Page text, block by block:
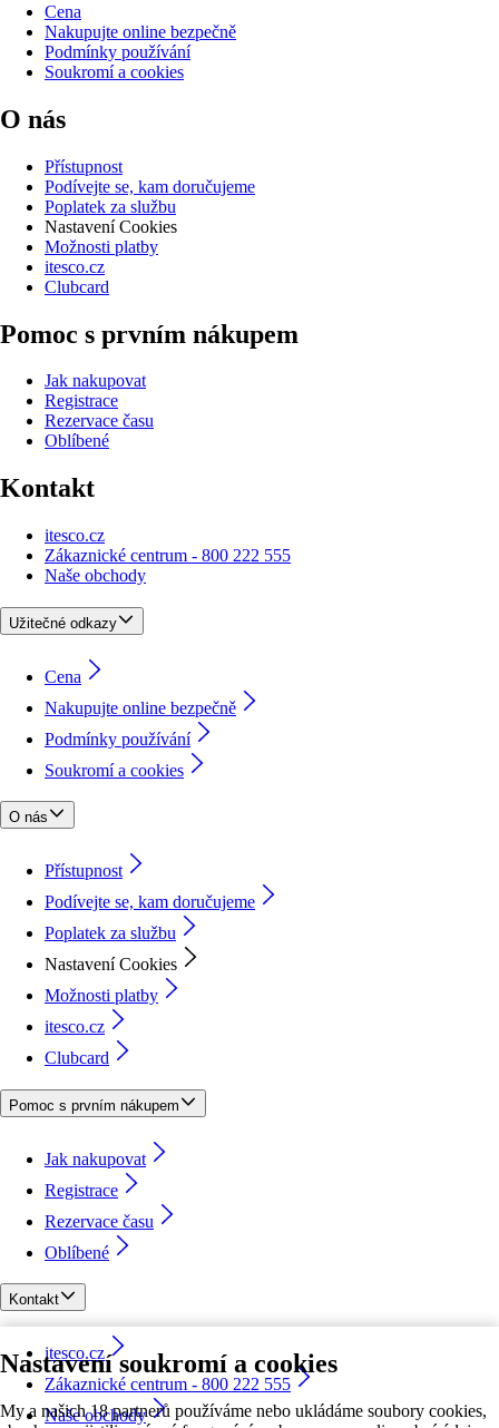
Nastavení soukromí a cookies
My a našich 18 partnerů používáme nebo ukládáme soubory cookies,
Cena
Nakupujte online bezpečně
Podmínky používání
Soukromí a cookies
O nás
Přístupnost
Podívejte se, kam doručujeme
Poplatek za službu
Nastavení Cookies
Možnosti platby
itesco.cz
Clubcard
Pomoc s prvním nákupem
Jak nakupovat
Registrace
Rezervace času
Oblíbené
Kontakt
itesco.cz
Zákaznické centrum - 800 222 555
Naše obchody
Užitečné odkazy
Cena
Nakupujte online bezpečně
Podmínky používání
Soukromí a cookies
O nás
Přístupnost
Podívejte se, kam doručujeme
Poplatek za službu
Nastavení Cookies
Možnosti platby
itesco.cz
Clubcard
Pomoc s prvním nákupem
Jak nakupovat
Registrace
Rezervace času
Oblíbené
Kontakt
itesco.cz
Zákaznické centrum - 800 222 555
Naše obchody